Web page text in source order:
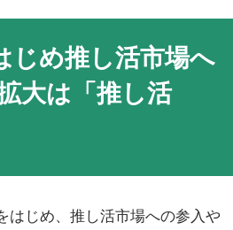
じめ推し活市場へ
大は「推し活
じめ、推し活市場への参入や